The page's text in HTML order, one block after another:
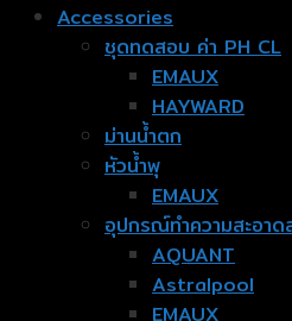
Accessories
ชุดทดสอบ ค่า PH CL
EMAUX
HAYWARD
ม่านน้ำตก
หัวน้ำพุ
EMAUX
อุปกรณ์ทำความสะอาด
AQUANT
Astralpool
EMAUX